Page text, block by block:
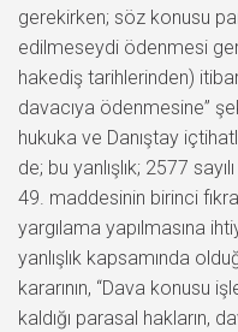
gerekirken; söz konusu
edilmeseydi ödenmesi
hakediş tarihlerinden)
davacıya ödenmesine”
hukuka ve Danıştay
de; bu yanlışlık; 2577
49. maddesinin birinci
yargılama yapılmasına
yanlışlık kapsamında
kararının, “Dava konusu
kaldığı parasal hakların,